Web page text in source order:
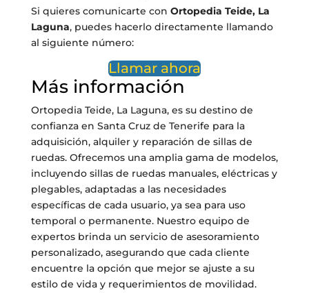
Si quieres comunicarte con Ortopedia Teide, La
Laguna, puedes hacerlo directamente llamando
al siguiente número:
Llamar ahora
Más información
Ortopedia Teide, La Laguna, es su destino de
confianza en Santa Cruz de Tenerife para la
adquisición, alquiler y reparación de sillas de
ruedas. Ofrecemos una amplia gama de modelos,
incluyendo sillas de ruedas manuales, eléctricas y
plegables, adaptadas a las necesidades
específicas de cada usuario, ya sea para uso
temporal o permanente. Nuestro equipo de
expertos brinda un servicio de asesoramiento
personalizado, asegurando que cada cliente
encuentre la opción que mejor se ajuste a su
estilo de vida y requerimientos de movilidad.